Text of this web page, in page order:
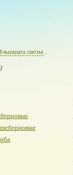
пятна .